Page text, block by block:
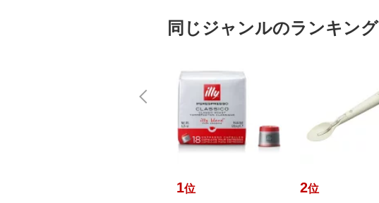
同じジャンルのランキング
1位
2位